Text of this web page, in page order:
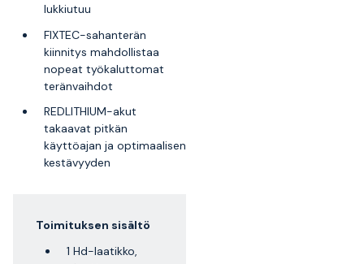
lukkiutuu
FIXTEC-sahanterän
kiinnitys mahdollistaa
nopeat työkaluttomat
teränvaihdot
REDLITHIUM-akut
takaavat pitkän
käyttöajan ja optimaalisen
kestävyyden
Toimituksen sisältö
1 Hd-laatikko,